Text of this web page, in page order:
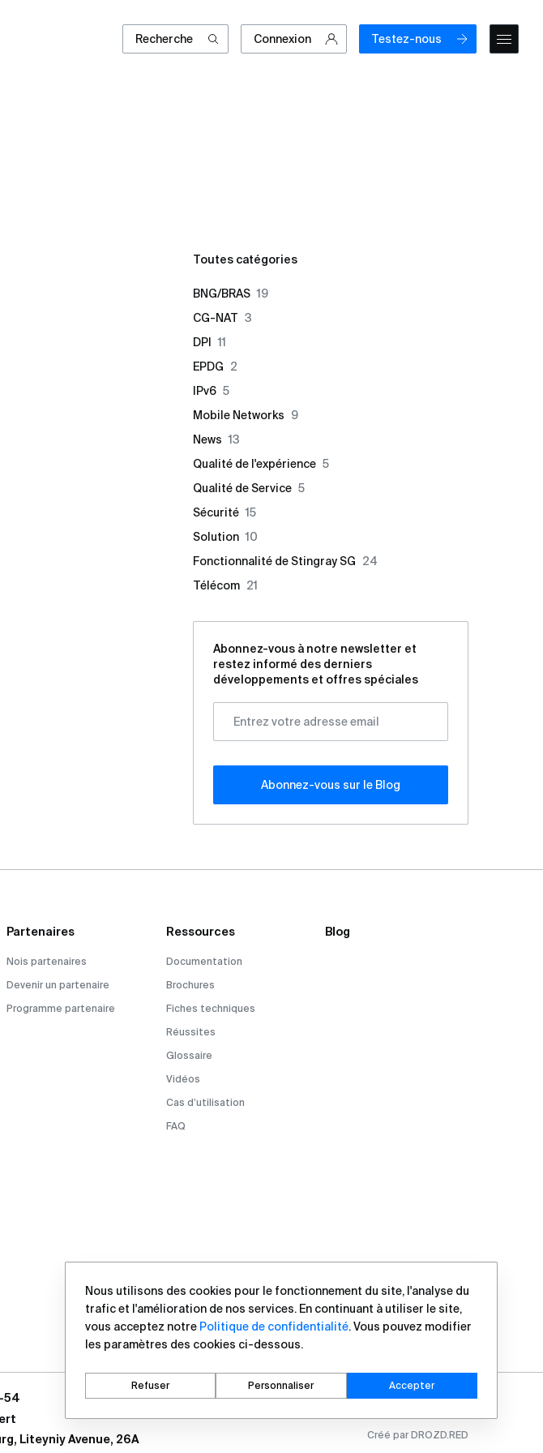
Recherche Connexion Testez-nous
Toutes catégories
BNG/BRAS 19
CG-NAT 3
DPI
11
EPDG
2
IPv6 5
Mobile Networks
9
News 13
Qualité de l'expérience 5
Qualité de Service 5
Sécurité 15
Solution 10
Fonctionnalité de Stingray SG
24
Télécom 21
Abonnez-vous à notre newsletter et
restez informé des derniers
développements et offres spéciales
Abonnez-vous sur le Blog
Partenaires
Nois partenaires
Devenir un partenaire
Programme partenaire
Ressources
Documentation
Brochures
Fiches techniques
Réussites
Glossaire
Vidéos
Cas d’utilisation
FAQ
Blog
54
Liteyniy Avenue, 26A
Créé par DROZD.RED
Nous utilisons des cookies pour le fonctionnement du site, l'analyse du
trafic et l'amélioration de nos services. En continuant à utiliser le site,
vous acceptez notre Politique de confidentialité. Vous pouvez modifier
les paramètres des cookies ci-dessous.
Refuser Personnaliser Accepter